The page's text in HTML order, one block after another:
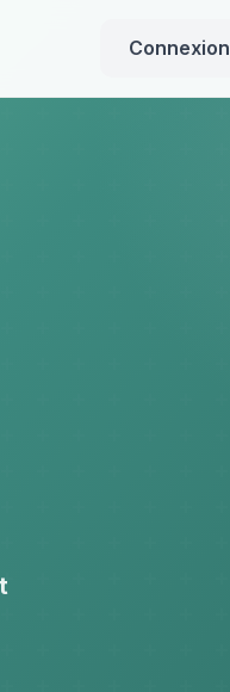
Connexion